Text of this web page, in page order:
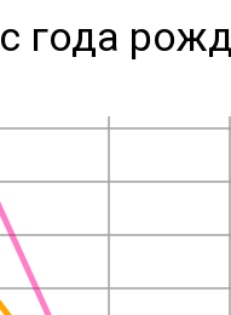
года